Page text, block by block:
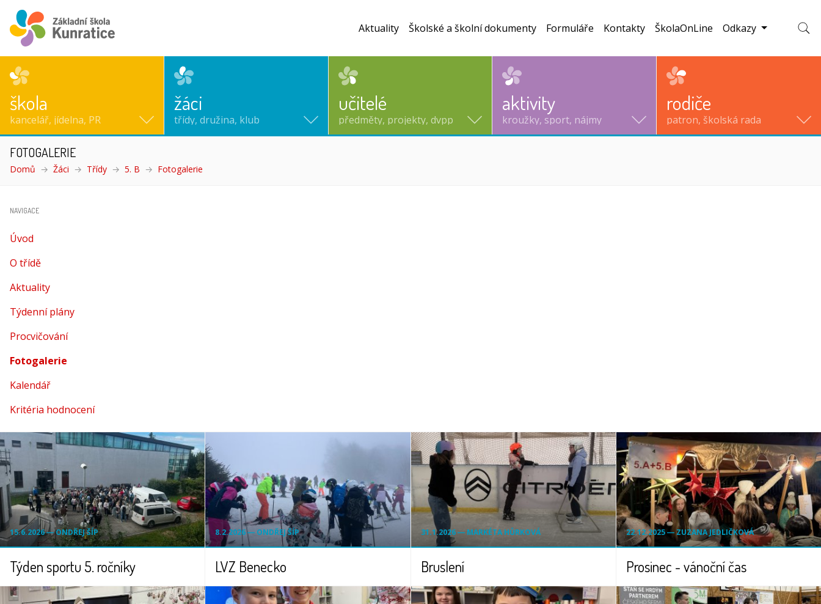
škola
kancelář, jídelna, PR
žáci
třídy, družina, klub
učitelé
předměty, projekty, dvpp
aktivity
kroužky, sport, nájmy
rodiče
patron, školská rada
Aktuality Školské a školní dokumenty Formuláře Kontakty ŠkolaOnLine Odkazy
FOTOGALERIE
Domů Žáci Třídy 5. B Fotogalerie
NAVIGACE
Úvod
O třídě
Aktuality
Týdenní plány
Procvičování
Fotogalerie
Kalendář
Kritéria hodnocení
15.6.2026 ― ONDŘEJ ŠÍP
Týden sportu 5. ročníky
8.2.2026 ― ONDŘEJ ŠÍP
LVZ Benecko
31.1.2026 ― MARKÉTA HŮRKOVÁ
Bruslení
22.12.2025 ― ZUZANA JEDLIČKOVÁ
Prosinec - vánoční čas